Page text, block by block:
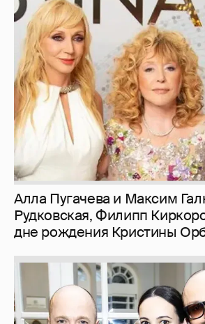
Алла Пугачева и Максим
Рудковская, Филипп
дне рождения Кристины